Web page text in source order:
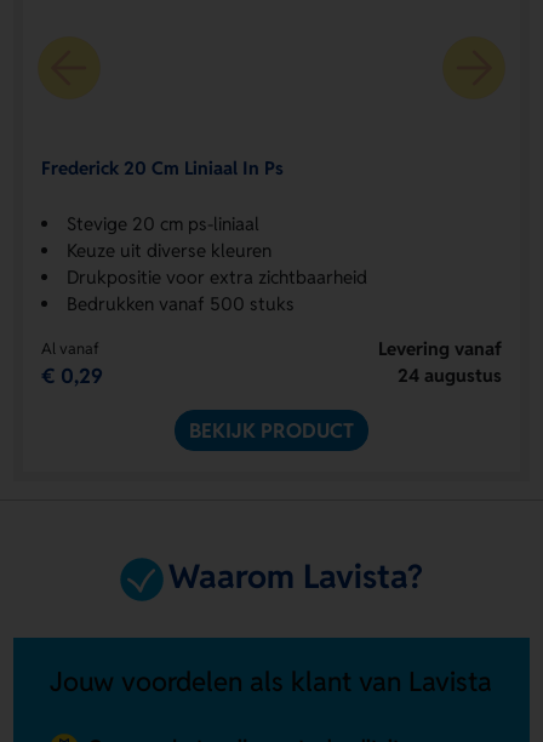
Frederick 20 Cm Liniaal In Ps
Stevige 20 cm ps-liniaal
Keuze uit diverse kleuren
Drukpositie voor extra zichtbaarheid
Bedrukken vanaf 500 stuks
Al vanaf
€ 0,29
Levering vanaf
24 augustus
BEKIJK PRODUCT
Waarom Lavista?
Jouw voordelen als klant van Lavista